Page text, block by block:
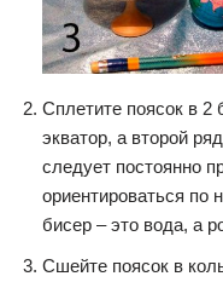
Сплетите поясок в 2
экватор, а второй
следует постоянно
ориентироваться по
бисер – это вода, а
Сшейте поясок в